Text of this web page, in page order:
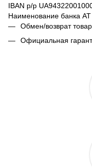
IBAN р/р
Наименование банка
Обмен/возврат
Официальная